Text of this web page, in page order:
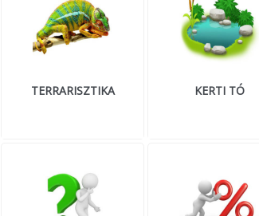
TERRARISZTIKA KERTI TÓ